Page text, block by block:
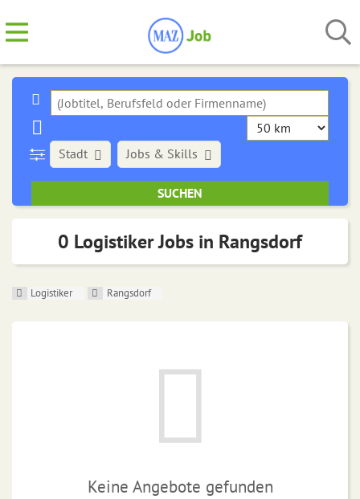
Stadt Jobs & Skills
0 Logistiker Jobs in Rangsdorf
Logistiker Rangsdorf
Keine Angebote gefunden